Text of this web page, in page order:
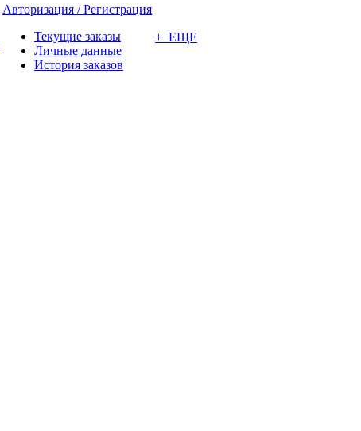
Авторизация / Регистрация
Текущие заказы
Личные данные
История заказов
+ ЕЩЕ